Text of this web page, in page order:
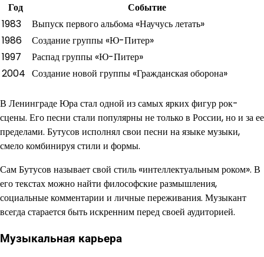
Год
Событие
1983
Выпуск первого альбома «Научусь летать»
1986
Создание группы «Ю-Питер»
1997
Распад группы «Ю-Питер»
2004 Создание новой группы «Гражданская оборона»
В Ленинграде Юра стал одной из самых ярких фигур рок-
сцены. Его песни стали популярны не только в России, но и за ее
пределами. Бутусов исполнял свои песни на языке музыки,
смело комбинируя стили и формы.
Сам Бутусов называет свой стиль «интеллектуальным роком». В
его текстах можно найти философские размышления,
социальные комментарии и личные переживания. Музыкант
всегда старается быть искренним перед своей аудиторией.
Музыкальная карьера